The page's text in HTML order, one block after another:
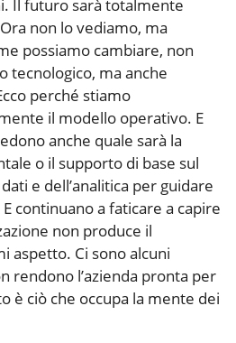
Il futuro sarà totalmente
non lo vediamo, ma
possiamo cambiare, non
tecnologico, ma anche
perché stiamo
il modello operativo. E
anche quale sarà la
o il supporto di base sul
e dell’analitica per guidare
continuano a faticare a capire
non produce il
aspetto. Ci sono alcuni
rendono l’azienda pronta per
è ciò che occupa la mente dei